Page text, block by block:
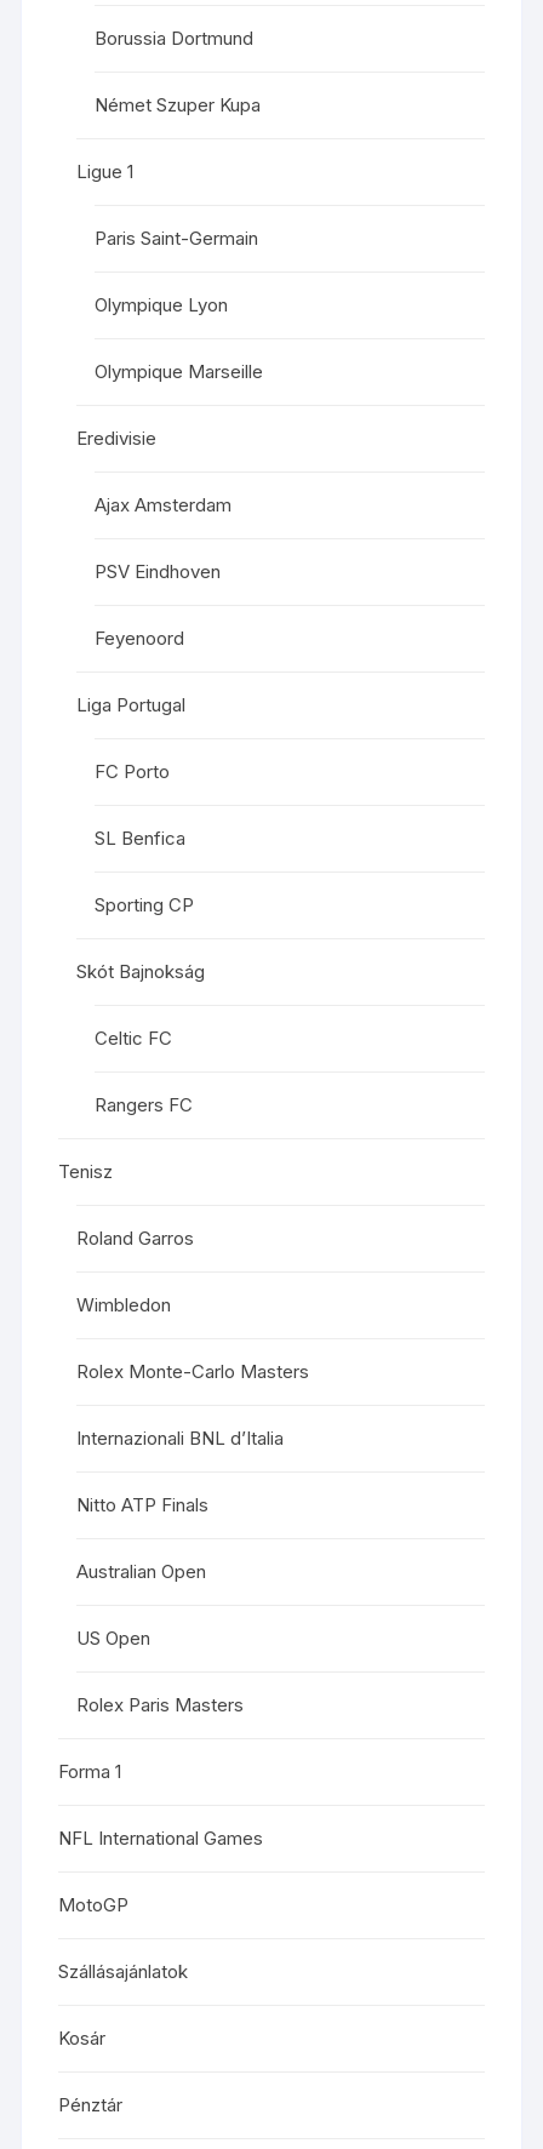
Borussia Dortmund
Német Szuper Kupa
Ligue 1
Paris Saint-Germain
Olympique Lyon
Olympique Marseille
Eredivisie
Ajax Amsterdam
PSV Eindhoven
Feyenoord
Liga Portugal
FC Porto
SL Benfica
Sporting CP
Skót Bajnokság
Celtic FC
Rangers FC
Tenisz
Roland Garros
Wimbledon
Rolex Monte-Carlo Masters
Internazionali BNL d’Italia
Nitto ATP Finals
Australian Open
US Open
Rolex Paris Masters
Forma 1
NFL International Games
MotoGP
Szállásajánlatok
Kosár
Pénztár